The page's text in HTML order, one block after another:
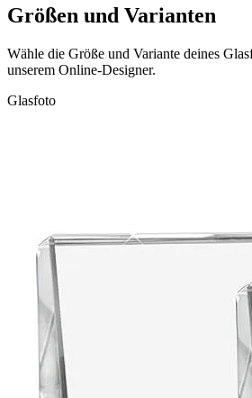
Größen und Varianten
Wähle die Größe und Variante deines
unserem Online-Designer.
Glasfoto